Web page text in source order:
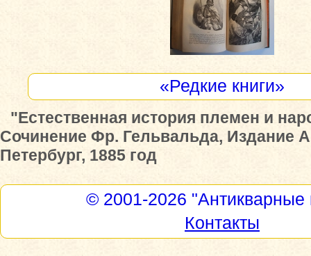
«Редкие книги»
"Естественная история племен и
Сочинение Фр. Гельвальда, Издание
Петербург, 1885 год
© 2001-2026 "Антикварные
Контакты